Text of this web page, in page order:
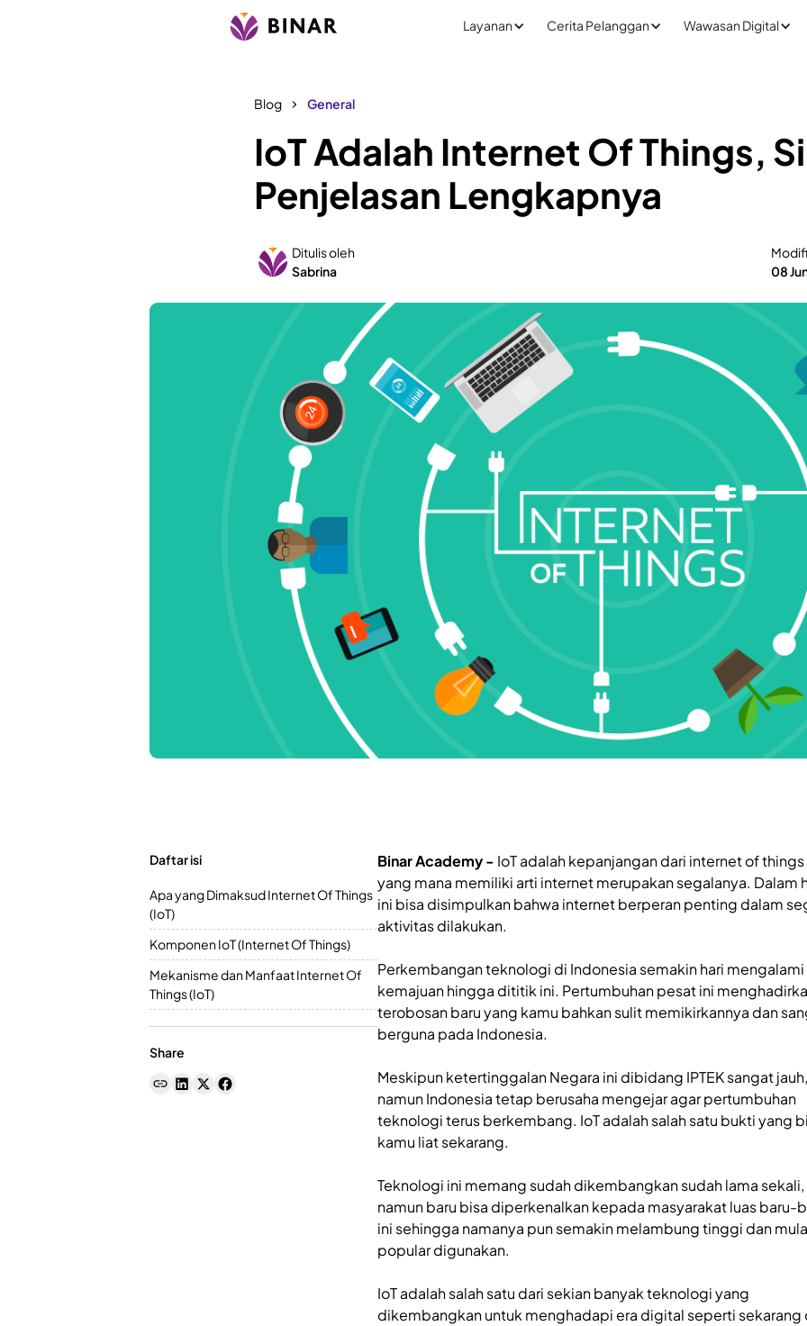
Layanan Cerita Pelanggan Wawasan Digital
Blog General
IoT Adalah Internet Of Things,
Penjelasan Lengkapnya
Ditulis oleh
Sabrina
08
Daftar isi
Apa yang Dimaksud Internet Of Things
(IoT)
Komponen IoT (Internet Of Things)
Mekanisme dan Manfaat Internet Of
Things (IoT)
Share
Binar Academy - IoT adalah kepanjangan dari internet of things
yang mana memiliki arti internet merupakan segalanya. Dalam
ini bisa disimpulkan bahwa internet berperan penting dalam
aktivitas dilakukan.
Perkembangan teknologi di Indonesia semakin hari mengalami
kemajuan hingga dititik ini. Pertumbuhan pesat ini
terobosan baru yang kamu bahkan sulit memikirkannya dan
berguna pada Indonesia.
Meskipun ketertinggalan Negara ini dibidang IPTEK sangat jauh,
namun Indonesia tetap berusaha mengejar agar pertumbuhan
teknologi terus berkembang. IoT adalah salah satu bukti yang
kamu liat sekarang.
Teknologi ini memang sudah dikembangkan sudah lama sekali,
namun baru bisa diperkenalkan kepada masyarakat luas baru-
ini sehingga namanya pun semakin melambung tinggi dan
popular digunakan.
IoT adalah salah satu dari sekian banyak teknologi yang
dikembangkan untuk menghadapi era digital seperti sekarang